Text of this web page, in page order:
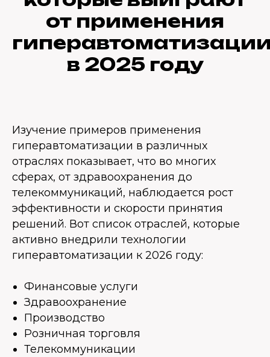
от применения
в 2025 году
Изучение примеров применения
гиперавтоматизации в различных
отраслях показывает, что во многих
сферах, от здравоохранения до
телекоммуникаций, наблюдается рост
эффективности и скорости принятия
решений. Вот список отраслей, которые
активно внедрили технологии
гиперавтоматизации к 2026 году:
Финансовые услуги
Здравоохранение
Производство
Розничная торговля
Телекоммуникации